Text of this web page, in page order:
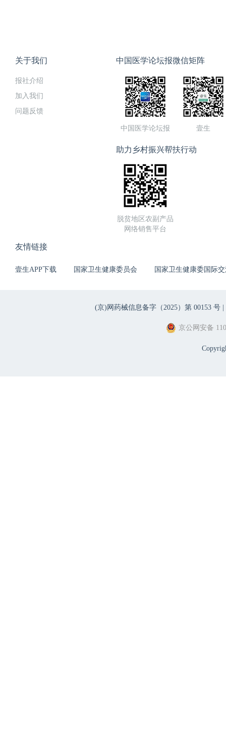
关于我们
报社介绍
加入我们
问题反馈
中国医学论坛报微信矩阵
中国医学论坛报 壹生
助力乡村振兴帮扶行动
脱贫地区农副产品
网络销售平台
友情链接
壹生APP下载 国家卫生健康委员会 国家卫生健康委国际
(京)网药械信息备字（2025）第 00153 号 |
京公网安备